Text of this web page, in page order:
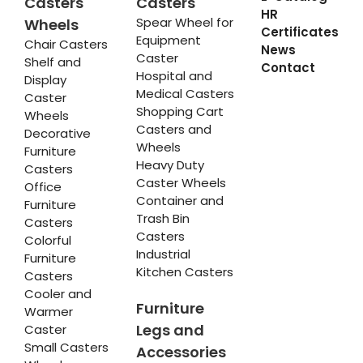
Wheels
Chair Casters
Shelf and
Display
Caster
Wheels
Decorative
Furniture
Casters
Office
Furniture
Casters
Colorful
Furniture
Casters
Cooler and
Warmer
Caster
Small Casters
Spear Wheel for
Equipment
Caster
Hospital and
Medical Casters
Shopping Cart
Casters and
Wheels
Heavy Duty
Caster Wheels
Container and
Trash Bin
Casters
Industrial
Kitchen Casters
Furniture
Legs and
Accessories
HR
Certificates
News
Contact